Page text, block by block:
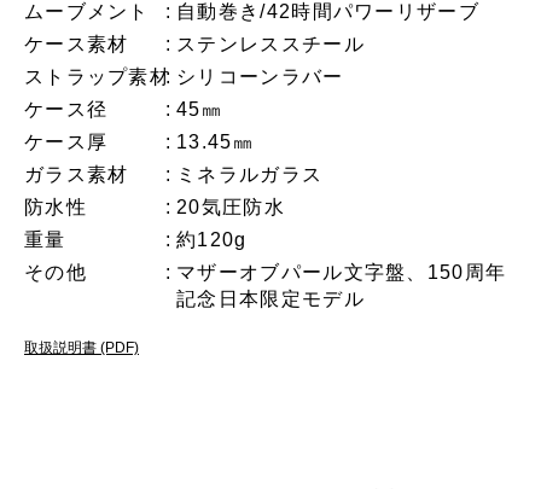
ムーブメント
自動巻き/42時間パワーリザーブ
ケース素材
ステンレススチール
ストラップ素材 シリコーンラバー
ケース径
45㎜
ケース厚
13.45㎜
ガラス素材
ミネラルガラス
防水性
20気圧防水
重量
約120g
その他
マザーオブパール文字盤、150周年
記念日本限定モデル
取扱説明書 (PDF)